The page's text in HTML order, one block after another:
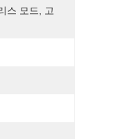
스 모드, 고